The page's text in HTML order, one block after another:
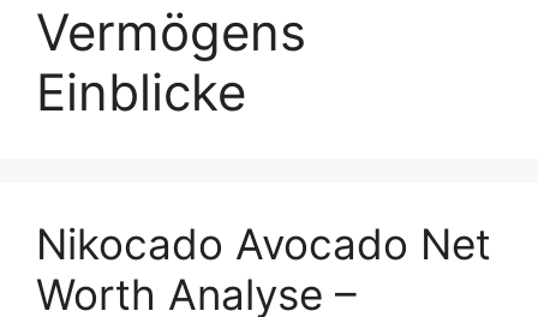
Vermögens
Einblicke
Nikocado Avocado Net
Worth Analyse –